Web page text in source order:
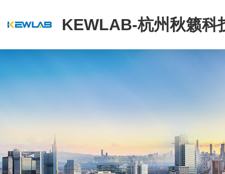
KEWLAB-杭州秋籁科
公司